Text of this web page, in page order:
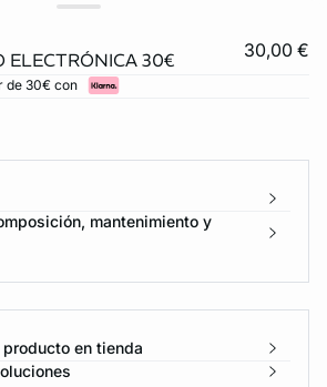
ELECTRÓNICA 30€ 30,00 €
de 30€ con
mantenimiento y
producto en tienda